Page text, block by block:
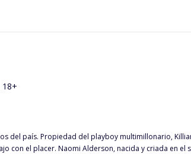
18+
del país. Propiedad del playboy multimillonario,
con el placer. Naomi Alderson, nacida y criada en